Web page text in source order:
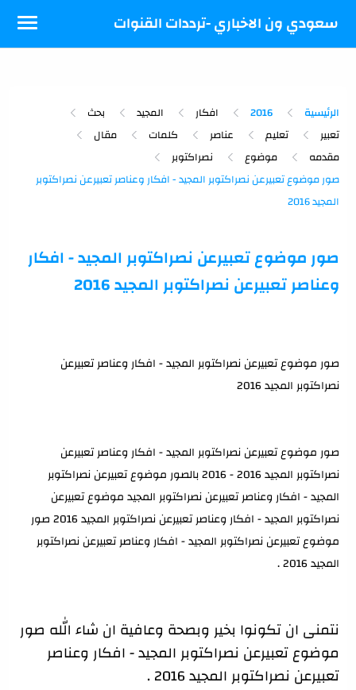
سعودي ون الاخباري -ترددات القنوات
الرئيسية 2016 افكار المجيد
بحث
تعبير
تعليم عناصر كلمات
مقال
مقدمه
موضوع نصراكتوبر
صور موضوع تعبيرعن نصراكتوبر المجيد - افكار
وعناصر تعبيرعن نصراكتوبر المجيد 2016
صور موضوع تعبيرعن نصراكتوبر المجيد - افكار وعناصر تعبيرعن
نصراكتوبر المجيد 2016
صور موضوع تعبيرعن نصراكتوبر المجيد - افكار وعناصر تعبيرعن
نصراكتوبر المجيد 2016 - 2016 بالصور موضوع تعبيرعن نصراكتوبر
المجيد - افكار وعناصر تعبيرعن نصراكتوبر المجيد موضوع تعبيرعن
نصراكتوبر المجيد - افكار وعناصر تعبيرعن نصراكتوبر المجيد 2016 صور
موضوع تعبيرعن نصراكتوبر المجيد - افكار وعناصر تعبيرعن نصراكتوبر
المجيد 2016 .
نتمنى ان تكونوا بخير وبصحة وعافية ان شاء الله صور
موضوع تعبيرعن نصراكتوبر المجيد - افكار وعناصر
تعبيرعن نصراكتوبر المجيد 2016 .